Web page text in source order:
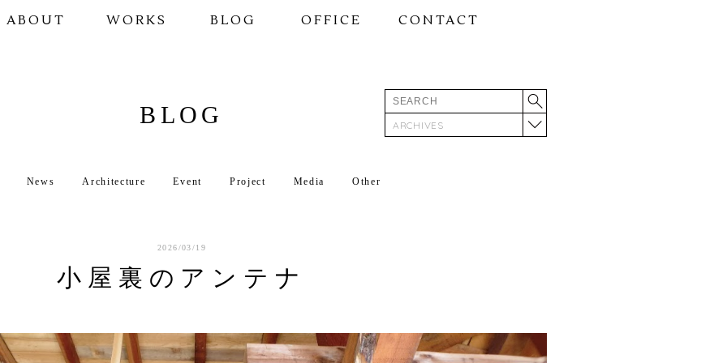
ABOUT WORKS BLOG OFFICE CONTACT
BLOG ARCHIVES
News Architecture Event Project Media Other
2026/03/19
小屋裏のアンテナ